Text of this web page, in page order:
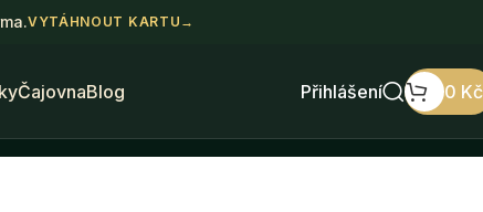
VYTÁHNOUT KARTU →
ČajovnaBlog Přihlášení 0 Kč